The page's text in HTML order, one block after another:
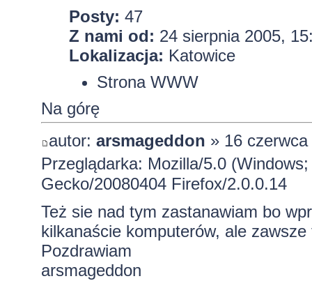
Posty: 47
Z nami od: 24 sierpnia 2005,
Lokalizacja: Katowice
Strona WWW
Na górę
autor: arsmageddon » 16
Przeglądarka: Mozilla/5.0
Gecko/20080404 Firefox/2.0.0.14
Też sie nad tym zastanawiam bo
kilkanaście komputerów, ale
Pozdrawiam
arsmageddon